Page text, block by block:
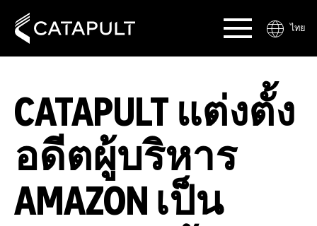
ไทย
CATAPULT แต่งตั้ง
อดีตผู้บริหาร
AMAZON เป็น